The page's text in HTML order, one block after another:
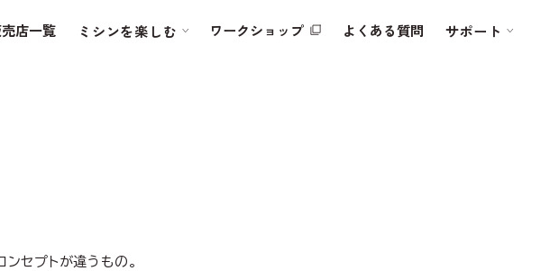
店一覧 ミシンを楽しむ ワークショップ よくある質問 サポート
セプトが違うもの。